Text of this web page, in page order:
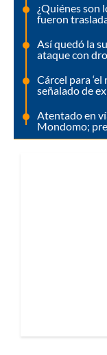
¿Quiénes son
fueron
Así quedó la
ataque con
Cárcel para
señalado de
Atentado en
Mondomo;